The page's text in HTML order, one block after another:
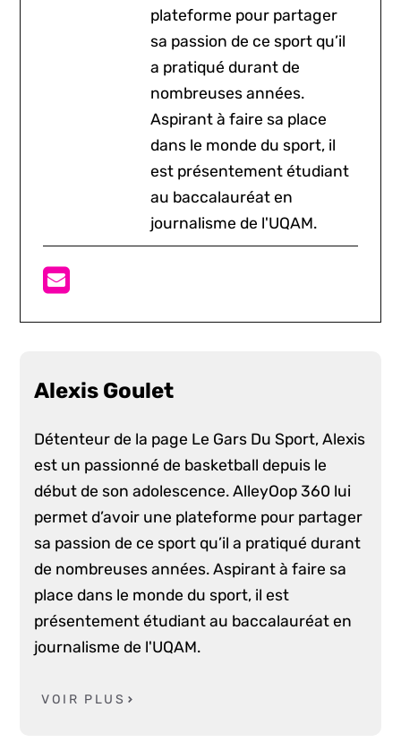
plateforme pour partager
sa passion de ce sport qu’il
a pratiqué durant de
nombreuses années.
Aspirant à faire sa place
dans le monde du sport, il
est présentement étudiant
au baccalauréat en
journalisme de l'UQAM.
Alexis Goulet
Détenteur de la page Le Gars Du Sport, Alexis
est un passionné de basketball depuis le
début de son adolescence. AlleyOop 360 lui
permet d’avoir une plateforme pour partager
sa passion de ce sport qu’il a pratiqué durant
de nombreuses années. Aspirant à faire sa
place dans le monde du sport, il est
présentement étudiant au baccalauréat en
journalisme de l'UQAM.
VOIR PLUS